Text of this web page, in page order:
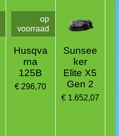
op
voorraad
Husqva
rna
125B
€ 296,70
Sunsee
ker
Elite X5
Gen 2
€ 1.652,07